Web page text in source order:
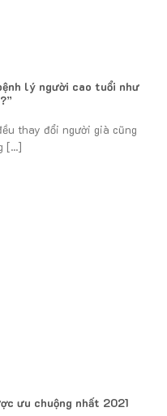
lý người cao tuổi như
thay đổi người già cũng
[...]
ưu chuộng nhất 2021